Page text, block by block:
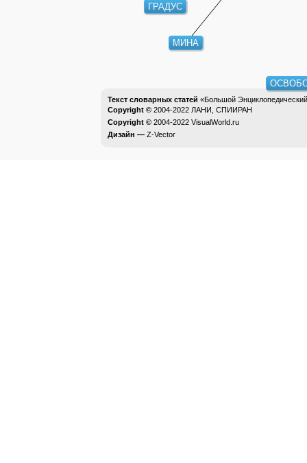
ГРАДУС
МИНА
Текст словарных статей «Большой
Copyright © 2004-2022 ЛАНИ, СПИИРАН
Copyright © 2004-2022 VisualWorld.ru
Дизайн — Z-Vector